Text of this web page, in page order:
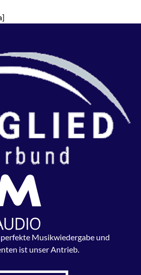
Musikwiedergabe und
ist unser Antrieb.